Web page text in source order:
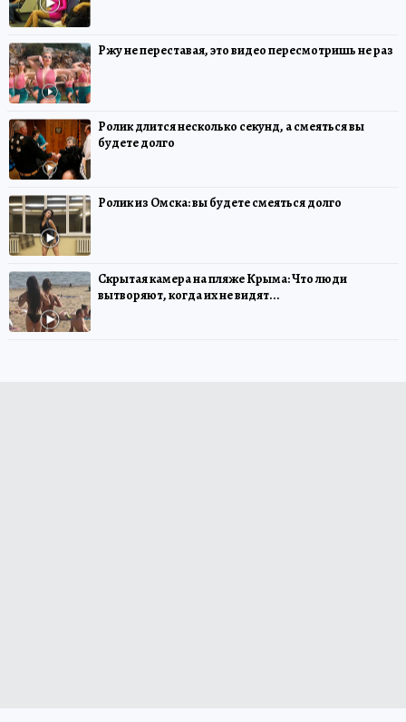
Ржу не переставая, это видео пересмотришь не раз
Ролик длится несколько секунд, а смеяться вы
будете долго
Ролик из Омска: вы будете смеяться долго
Скрытая камера на пляже Крыма: Что люди
вытворяют, когда их не видят...